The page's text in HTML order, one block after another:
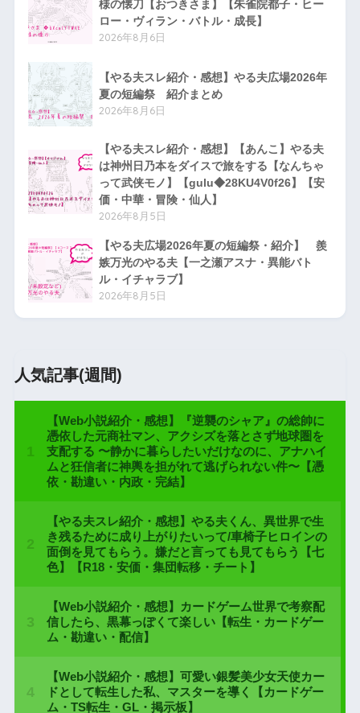
様の懐刀【おつきさま】【朱雀院都子・ヒー
ロー・ヴィラン・バトル・成長】
2026年8月6日
【やる夫スレ紹介・感想】やる夫広場2026年
夏の短編祭 紹介まとめ
2026年8月6日
【やる夫スレ紹介・感想】【あんこ】やる夫
は神州日乃本をダイスで旅をする【なんちゃ
って武侠モノ】【gulu◆28KU4V0f26】【安
価・中華・冒険・仙人】
2026年8月5日
【やる夫広場2026年夏の短編祭・紹介】 羨
嫉万光のやる夫【一之瀬アスナ・異能バト
ル・イチャラブ】
2026年8月5日
人気記事(週間)